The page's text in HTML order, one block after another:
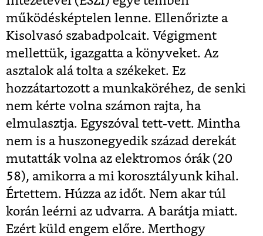
működésképtelen lenne. Ellenőrizte a
Kisolvasó szabadpolcait. Végigment
mellettük, igazgatta a könyveket. Az
asztalok alá tolta a székeket. Ez
hozzátartozott a munkaköréhez, de senki
nem kérte volna számon rajta, ha
elmulasztja. Egyszóval tett-vett. Mintha
nem is a huszonegyedik század derekát
mutatták volna az elektromos órák (20
58), amikorra a mi korosztályunk kihal.
Értettem. Húzza az időt. Nem akar túl
korán leérni az udvarra. A barátja miatt.
Ezért küld engem előre. Merthogy